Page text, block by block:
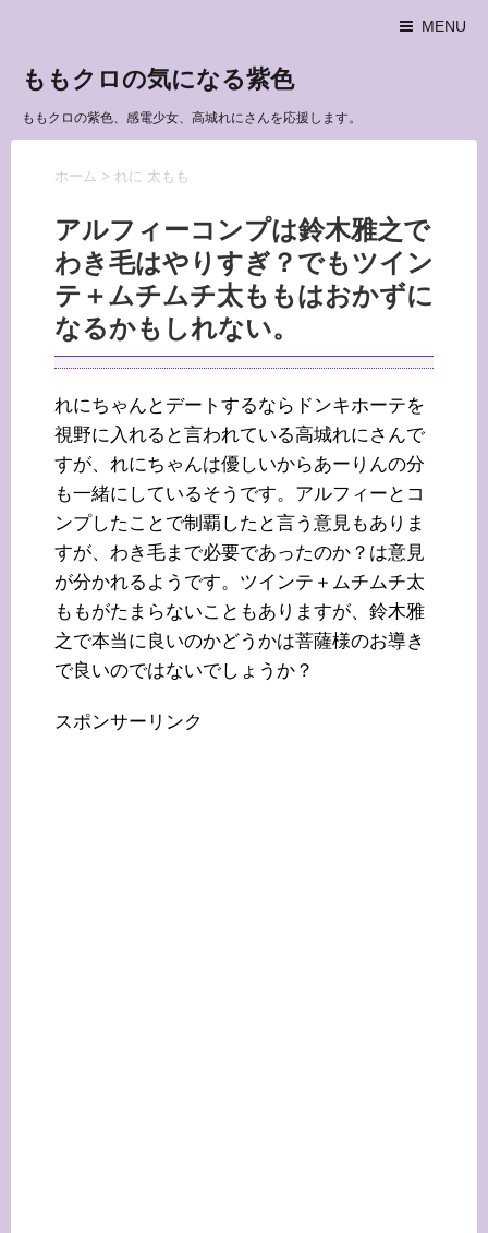
MENU
ももクロの気になる紫色
ももクロの紫色、感電少女、高城れにさんを応援します。
ホーム > れに 太もも
アルフィーコンプは鈴木雅之で
わき毛はやりすぎ？でもツイン
テ＋ムチムチ太ももはおかずに
なるかもしれない。
れにちゃんとデートするならドンキホーテを
視野に入れると言われている高城れにさんで
すが、れにちゃんは優しいからあーりんの分
も一緒にしているそうです。アルフィーとコ
ンプしたことで制覇したと言う意見もありま
すが、わき毛まで必要であったのか？は意見
が分かれるようです。ツインテ＋ムチムチ太
ももがたまらないこともありますが、鈴木雅
之で本当に良いのかどうかは菩薩様のお導き
で良いのではないでしょうか？
スポンサーリンク